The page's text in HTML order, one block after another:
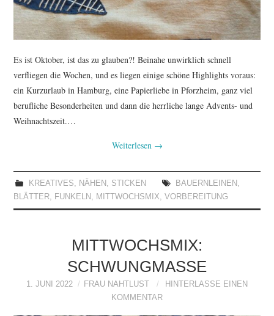
Es ist Oktober, ist das zu glauben?! Beinahe unwirklich schnell
verfliegen die Wochen, und es liegen einige schöne Highlights voraus:
ein Kurzurlaub in Hamburg, eine Papierliebe in Pforzheim, ganz viel
berufliche Besonderheiten und dann die herrliche lange Advents- und
Weihnachtszeit.…
Weiterlesen →
KREATIVES, NÄHEN , STICKEN BAUERNLEINEN ,
BLÄTTER, FUNKELN , MITTWOCHSMIX,VORBEREITUNG
MITTWOCHSMIX:
SCHWUNGMASSE
1. JUNI 2022 FRAU NAHTLUST
HINTERLASSE EINEN
KOMMENTAR